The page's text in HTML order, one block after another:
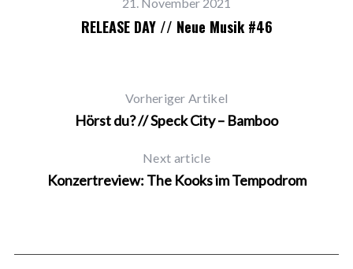
RELEASE DAY // Neue Musik #46
Vorheriger Artikel
Hörst du? // Speck City – Bamboo
Next article
Konzertreview: The Kooks im Tempodrom